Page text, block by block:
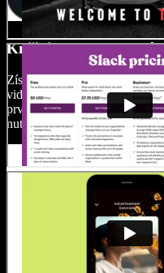
Knižnica bez
Získajte prístup k rozsiahlej
videí, obrázkov a hudby na
prvky pre svoje videá.
nutnosti ich zdĺhavého